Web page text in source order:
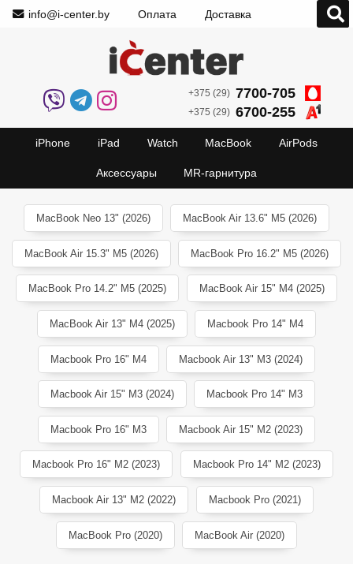
info@i-center.by Оплата Доставка
+375 (29) 7700-705
+375 (29) 6700-255
iPhone iPad Watch MacBook AirPods
Аксессуары MR-гарнитура
MacBook Neo 13" (2026) MacBook Air 13.6" M5 (2026)
MacBook Air 15.3" M5 (2026) MacBook Pro 16.2" M5 (2026)
MacBook Pro 14.2" M5 (2025) MacBook Air 15" M4 (2025)
MacBook Air 13" M4 (2025) Macbook Pro 14" M4
Macbook Pro 16" M4 Macbook Air 13" M3 (2024)
Macbook Air 15" M3 (2024) Macbook Pro 14" M3
Macbook Pro 16" M3 Macbook Air 15" M2 (2023)
Macbook Pro 16" M2 (2023) Macbook Pro 14" M2 (2023)
Macbook Air 13" M2 (2022) Macbook Pro (2021)
MacBook Pro (2020) MacBook Air (2020)